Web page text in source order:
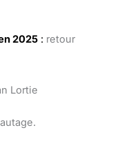
2025: retour
Lortie